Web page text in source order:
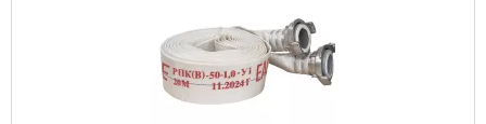
Рукав РПК (В) д. 50 мм с головками ГР-50АП
1 295 ₽